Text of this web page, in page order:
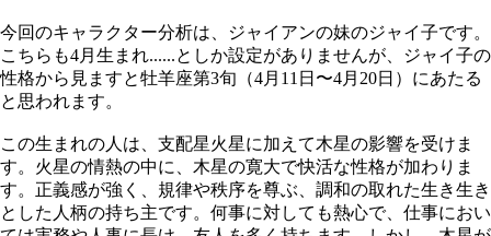
今回のキャラクター分析は、ジャイアンの妹のジャイ子です。
こちらも4月生まれ......としか設定がありませんが、ジャイ子の
性格から見ますと牡羊座第3旬（4月11日〜4月20日）にあたる
と思われます。
この生まれの人は、支配星火星に加えて木星の影響を受けま
す。火星の情熱の中に、木星の寛大で快活な性格が加わりま
す。正義感が強く、規律や秩序を尊ぶ、調和の取れた生き生き
とした人柄の持ち主です。何事に対しても熱心で、仕事におい